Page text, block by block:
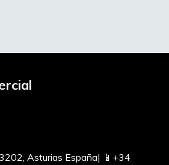
Asturias España| 📱+34